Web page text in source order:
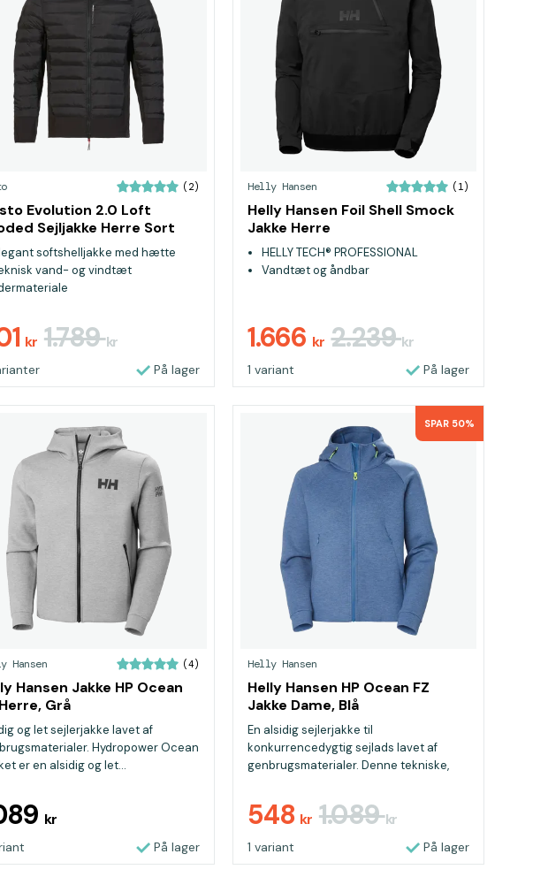
(2)
Evolution 2.0 Loft
Sejljakke Herre Sort
softshelljakke med hætte
vand- og vindtæt
kr 1.789kr
På lager
Helly Hansen (1)
Helly Hansen Foil Shell Smock
Jakke Herre
HELLY TECH® PROFESSIONAL
Vandtæt og åndbar
1.666 kr 2.239kr
1 variant På lager
Hansen (4)
Hansen Jakke HP Ocean
Grå
og let sejlerjakke lavet af
Hydropower Ocean
er en alsidig og let...
kr
På lager
SPAR 50%
Helly Hansen
Helly Hansen HP Ocean FZ
Jakke Dame, Blå
En alsidig sejlerjakke til
konkurrencedygtig sejlads lavet af
genbrugsmaterialer. Denne tekniske,
548 kr 1.089kr
1 variant På lager